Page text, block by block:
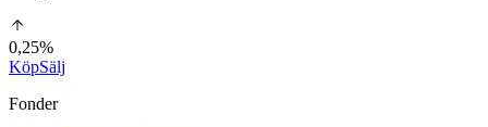
0,25%
KöpSälj
Fonder